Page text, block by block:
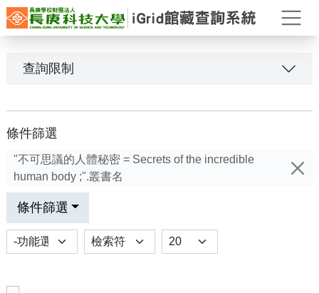
打
查詢限制
條件篩選
"不可思議的人體秘密 = Secrets of the incredible
human body ;".叢書名
條件篩選
功能選項 排序 Results per page